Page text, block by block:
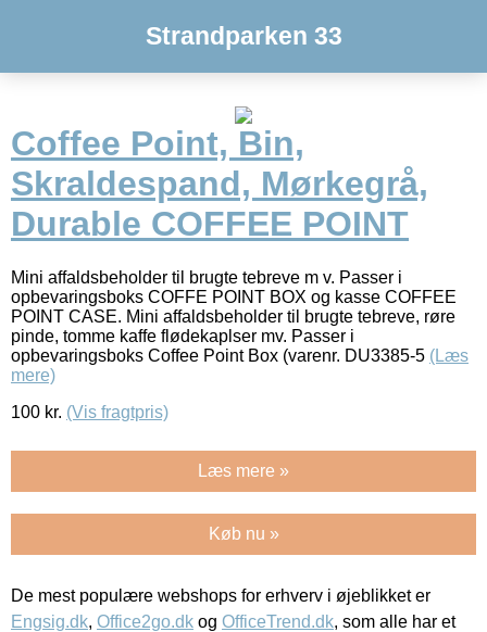
Strandparken 33
Coffee Point, Bin,
Skraldespand, Mørkegrå,
Durable COFFEE POINT
Mini affaldsbeholder til brugte tebreve m v. Passer i
opbevaringsboks COFFE POINT BOX og kasse COFFEE
POINT CASE. Mini affaldsbeholder til brugte tebreve, røre
pinde, tomme kaffe flødekaplser mv. Passer i
opbevaringsboks Coffee Point Box (varenr. DU3385-5 (Læs
mere)
100 kr. (Vis fragtpris)
Læs mere »
Køb nu »
De mest populære webshops for erhverv i øjeblikket er
Engsig.dk, Office2go.dk og OfficeTrend.dk, som alle har et